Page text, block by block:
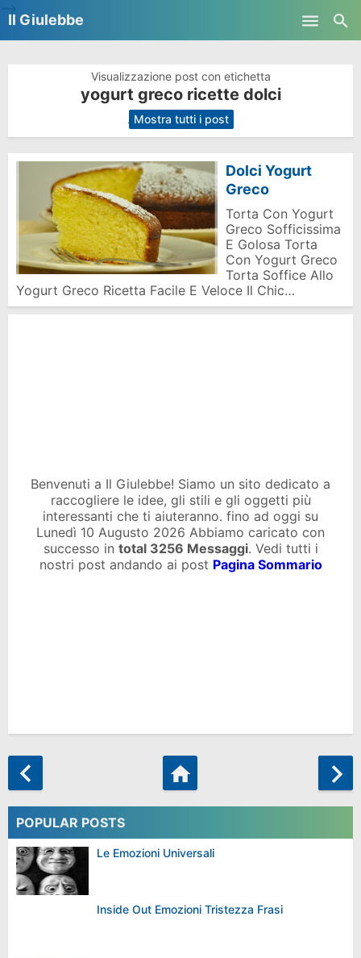
Il Giulebbe
Visualizzazione post con etichetta
yogurt greco ricette dolci
. Mostra tutti i post
Dolci Yogurt
Greco
Torta Con Yogurt
Greco Sofficissima
E Golosa Torta
Con Yogurt Greco
Torta Soffice Allo
Yogurt Greco Ricetta Facile E Veloce Il Chic…
Benvenuti a Il Giulebbe! Siamo un sito dedicato a
raccogliere le idee, gli stili e gli oggetti più
interessanti che ti aiuteranno. fino ad oggi su
Lunedì 10 Augusto 2026 Abbiamo caricato con
successo in total 3256 Messaggi. Vedi tutti i
nostri post andando ai post Pagina Sommario
POPULAR POSTS
Le Emozioni Universali
Inside Out Emozioni Tristezza Frasi